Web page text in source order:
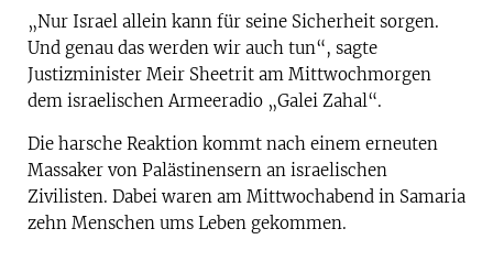
„Nur Israel allein kann für seine Sicherheit sorgen.
Und genau das werden wir auch tun“, sagte
Justizminister Meir Sheetrit am Mittwochmorgen
dem israelischen Armeeradio „Galei Zahal“.
Die harsche Reaktion kommt nach einem erneuten
Massaker von Palästinensern an israelischen
Zivilisten. Dabei waren am Mittwochabend in Samaria
zehn Menschen ums Leben gekommen.